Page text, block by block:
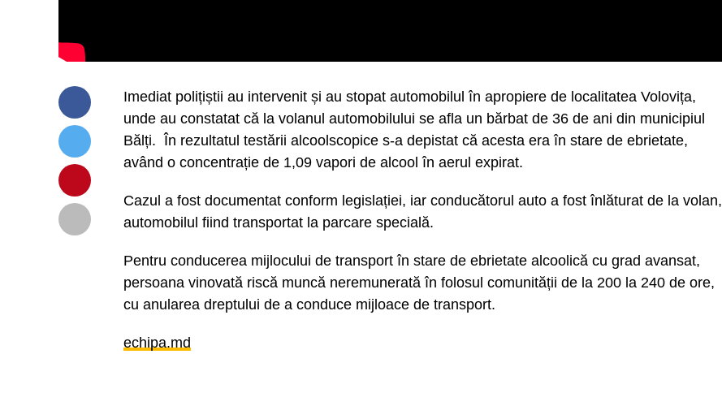
Imediat polițiștii au intervenit și au stopat automobilul în apropiere de localitatea Volovița,
unde au constatat că la volanul automobilului se afla un bărbat de 36 de ani din municipiul
Bălți. În rezultatul testării alcoolscopice s-a depistat că acesta era în stare de ebrietate,
având o concentrație de 1,09 vapori de alcool în aerul expirat.
Cazul a fost documentat conform legislației, iar conducătorul auto a fost înlăturat de la volan,
automobilul fiind transportat la parcare specială.
Pentru conducerea mijlocului de transport în stare de ebrietate alcoolică cu grad avansat,
persoana vinovată riscă muncă neremunerată în folosul comunității de la 200 la 240 de ore,
cu anularea dreptului de a conduce mijloace de transport.
echipa.md